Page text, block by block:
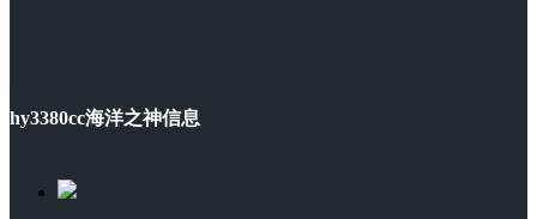
hy3380cc海洋之神信息